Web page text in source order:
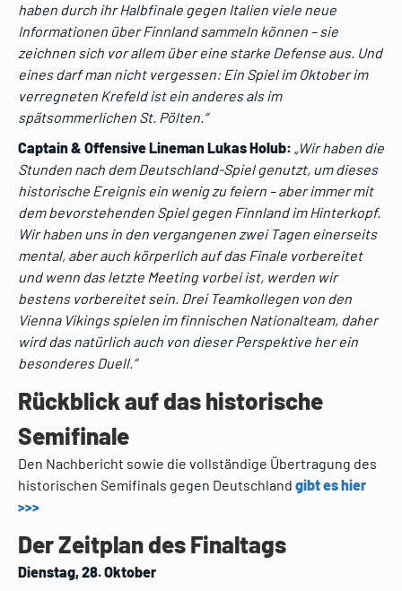
haben durch ihr Halbfinale gegen Italien viele neue
Informationen über Finnland sammeln können – sie
zeichnen sich vor allem über eine starke Defense aus. Und
eines darf man nicht vergessen: Ein Spiel im Oktober im
verregneten Krefeld ist ein anderes als im
spätsommerlichen St. Pölten.“
Captain & Offensive Lineman Lukas Holub: „Wir haben die
Stunden nach dem Deutschland-Spiel genutzt, um dieses
historische Ereignis ein wenig zu feiern – aber immer mit
dem bevorstehenden Spiel gegen Finnland im Hinterkopf.
Wir haben uns in den vergangenen zwei Tagen einerseits
mental, aber auch körperlich auf das Finale vorbereitet
und wenn das letzte Meeting vorbei ist, werden wir
bestens vorbereitet sein. Drei Teamkollegen von den
Vienna Vikings spielen im finnischen Nationalteam, daher
wird das natürlich auch von dieser Perspektive her ein
besonderes Duell.“
Rückblick auf das historische
Semifinale
Den Nachbericht sowie die vollständige Übertragung des
historischen Semifinals gegen Deutschland gibt es hier
>>>
Der Zeitplan des Finaltags
Dienstag, 28. Oktober